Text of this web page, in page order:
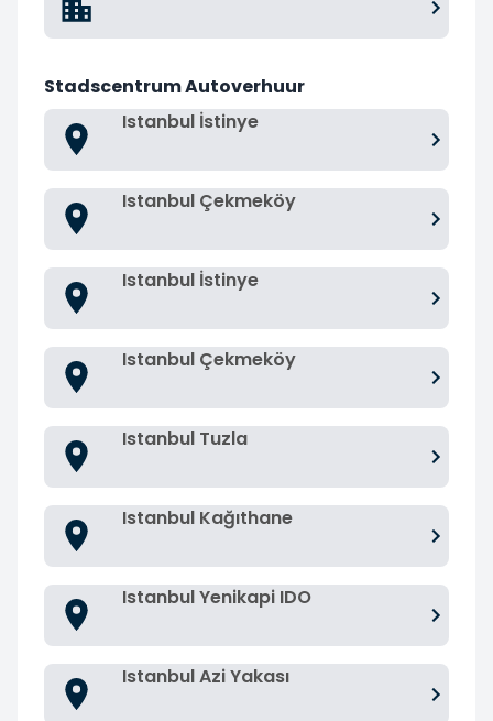
Stadscentrum Autoverhuur
Istanbul İstinye
Istanbul Çekmeköy
Istanbul İstinye
Istanbul Çekmeköy
Istanbul Tuzla
Istanbul Kağıthane
Istanbul Yenikapi IDO
Istanbul Azi Yakası